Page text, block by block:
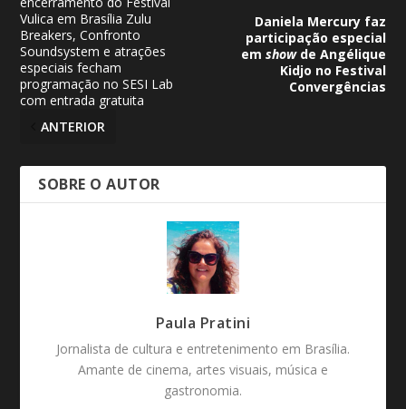
Vulica em Brasília Zulu
Breakers, Confronto
Soundsystem e atrações
especiais fecham
programação no SESI Lab
com entrada gratuita
ANTERIOR
Daniela Mercury faz
participação especial
em showde Angélique
Kidjo no Festival
Convergências
SOBRE O AUTOR
Paula Pratini
Jornalista de cultura e entretenimento em Brasília.
Amante de cinema, artes visuais, música e
gastronomia.